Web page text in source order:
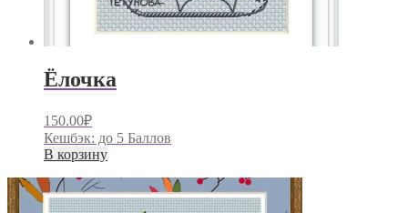
Ёлочка
150.00₽
Кешбэк: до 5 Баллов
В корзину